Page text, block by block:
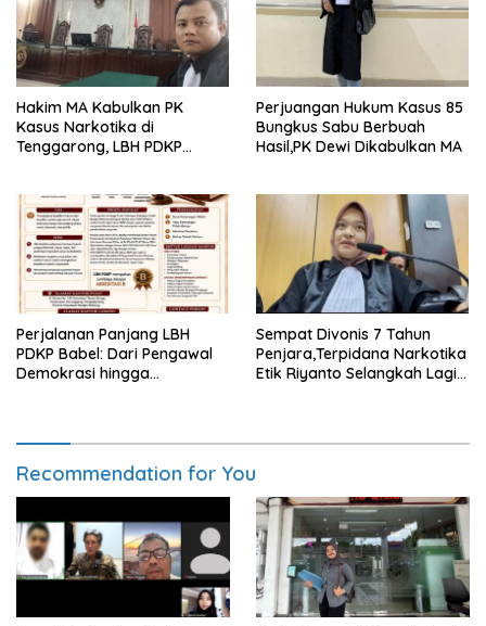
Hakim MA Kabulkan PK
Kasus Narkotika di
Tenggarong, LBH PDKP
Berkeadilan
Perjuangan Hukum Kasus 85
Bungkus Sabu Berbuah
Hasil,PK Dewi Dikabulkan MA
Perjalanan Panjang LBH
PDKP Babel: Dari Pengawal
Demokrasi hingga
Sempat Divonis 7 Tahun
Penjara,Terpidana Narkotika
Etik Riyanto Selangkah Lagi
Recommendation for You